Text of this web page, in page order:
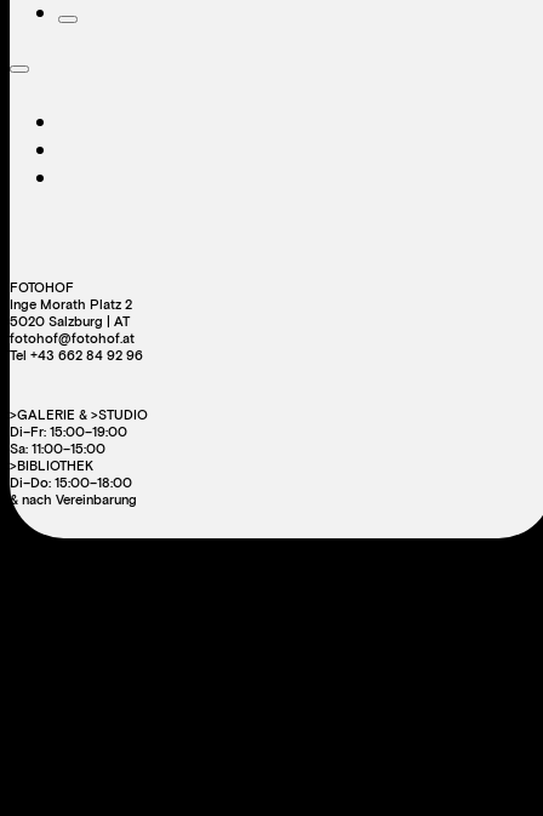
FOTOHOF
Inge Morath Platz 2
5020 Salzburg | AT
fotohof@fotohof.at
Tel +43 662 84 92 96
>GALERIE & >STUDIO
Di–Fr: 15:00–19:00
Sa: 11:00–15:00
>BIBLIOTHEK
Di–Do: 15:00–18:00
& nach Vereinbarung